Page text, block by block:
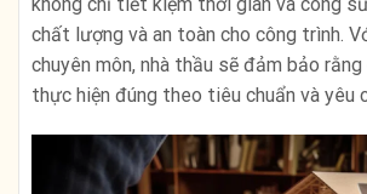
chất lượng và an toàn cho công trình.
chuyên môn, nhà thầu sẽ đảm bảo
thực hiện đúng theo tiêu chuẩn và yêu